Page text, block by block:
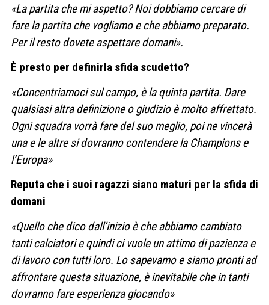
«La partita che mi aspetto? Noi dobbiamo cercare di
fare la partita che vogliamo e che abbiamo preparato.
Per il resto dovete aspettare domani».
È presto per definirla sfida scudetto?
«Concentriamoci sul campo, è la quinta partita. Dare
qualsiasi altra definizione o giudizio è molto affrettato.
Ogni squadra vorrà fare del suo meglio, poi ne vincerà
una e le altre si dovranno contendere la Champions e
l’Europa»
Reputa che i suoi ragazzi siano maturi per la sfida di
domani
«Quello che dico dall’inizio è che abbiamo cambiato
tanti calciatori e quindi ci vuole un attimo di pazienza e
di lavoro con tutti loro. Lo sapevamo e siamo pronti ad
affrontare questa situazione, è inevitabile che in tanti
dovranno fare esperienza giocando»